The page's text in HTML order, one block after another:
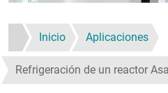
Inicio Aplicaciones
Refrigeración de un reactor